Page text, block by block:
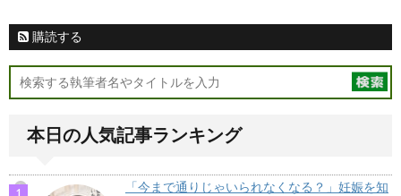
購読する
本日の人気記事ランキング
「今まで通りじゃいられなくなる？」妊娠を知